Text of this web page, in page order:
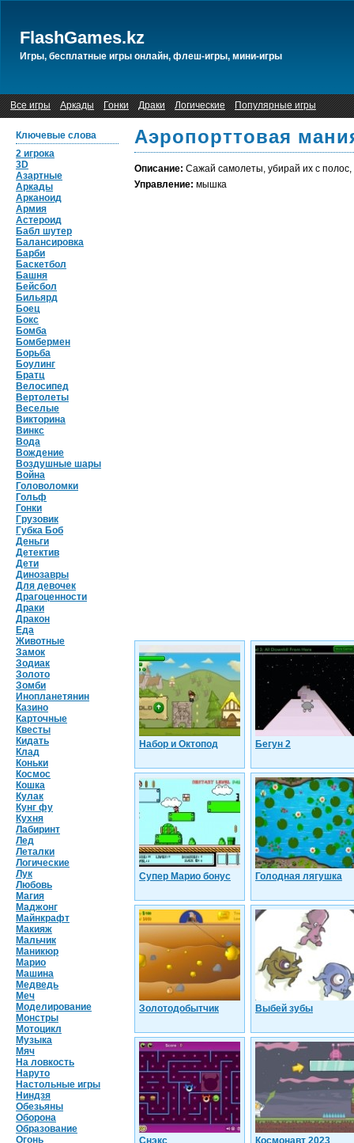
FlashGames.kz
Игры, бесплатные игры онлайн, флеш-игры, мини-игры
Все игры Аркады Гонки Драки Логические Популярные игры
Ключевые слова
2 игрока
3D
Азартные
Аркады
Арканоид
Армия
Астероид
Бабл шутер
Балансировка
Барби
Баскетбол
Башня
Бейсбол
Бильярд
Боец
Бокс
Бомба
Бомбермен
Борьба
Боулинг
Братц
Велосипед
Вертолеты
Веселые
Викторина
Винкс
Вода
Вождение
Воздушные шары
Война
Головоломки
Гольф
Гонки
Грузовик
Губка Боб
Деньги
Детектив
Дети
Динозавры
Для девочек
Драгоценности
Драки
Дракон
Еда
Животные
Замок
Зодиак
Золото
Зомби
Инопланетянин
Казино
Карточные
Квесты
Кидать
Клад
Коньки
Космос
Кошка
Кулак
Кунг фу
Кухня
Лабиринт
Лед
Леталки
Логические
Лук
Любовь
Магия
Маджонг
Майнкрафт
Макияж
Мальчик
Маникюр
Марио
Машина
Медведь
Меч
Моделирование
Монстры
Мотоцикл
Музыка
Мяч
На ловкость
Наруто
Настольные игры
Ниндзя
Обезьяны
Оборона
Образование
Огонь
Аэропорттовая
Описание: Сажай самолеты, убирай их с полос,
Управление: мышка
Набор и Октопод Бегун 2
Супер Марио бонус Голодная лягушка
Золотодобытчик Выбей зубы
Снэкс Космонавт 2023